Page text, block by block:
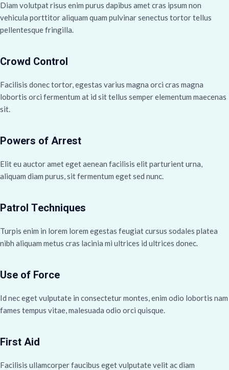
Diam volutpat risus enim purus dapibus amet cras ipsum non
vehicula porttitor aliquam quam pulvinar senectus tortor tellus
pellentesque fringilla.
Crowd Control
Facilisis donec tortor, egestas varius magna orci cras magna
lobortis orci fermentum at id sit tellus semper elementum maecenas
sit.
Powers of Arrest
Elit eu auctor amet eget aenean facilisis elit parturient urna,
aliquam diam purus, sit fermentum eget sed nunc.
Patrol Techniques
Turpis enim in lorem lorem egestas feugiat cursus sodales platea
nibh aliquam metus cras lacinia mi ultrices id ultrices donec.
Use of Force
Id nec eget vulputate in consectetur montes, enim odio lobortis nam
fames tempus vitae, malesuada odio orci quisque.
First Aid
Facilisis ullamcorper faucibus eget vulputate velit ac diam